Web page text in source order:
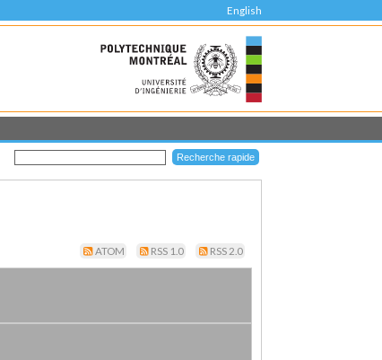
English
ATOM RSS 1.0 RSS 2.0